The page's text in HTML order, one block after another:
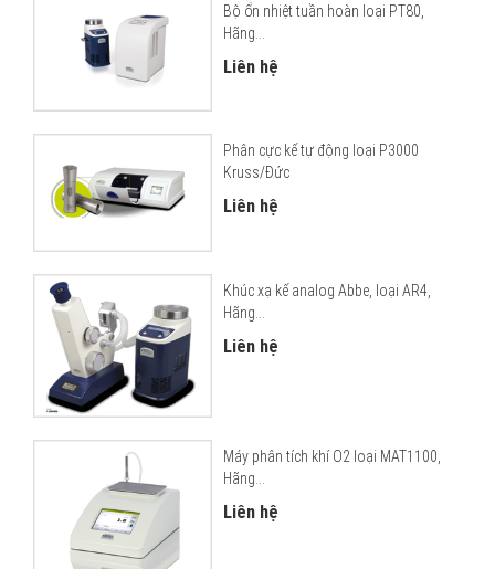
Bộ ổn nhiệt tuần hoàn loại PT80,
Hãng...
Liên hệ
Phân cực kế tự động loại P3000
Kruss/Đức
Liên hệ
Khúc xạ kế analog Abbe, loại AR4,
Hãng...
Liên hệ
Máy phân tích khí O2 loại MAT1100,
Hãng...
Liên hệ